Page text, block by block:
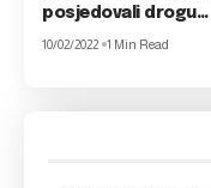
posjedovali drogu…
10/02/2022 1 Min Read